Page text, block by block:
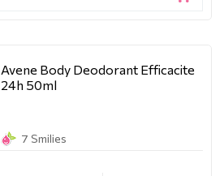
Avene Body Deodorant Efficacite
24h 50ml
7 Smilies